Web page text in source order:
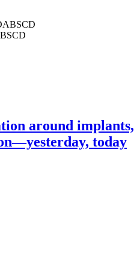
around implants,
today